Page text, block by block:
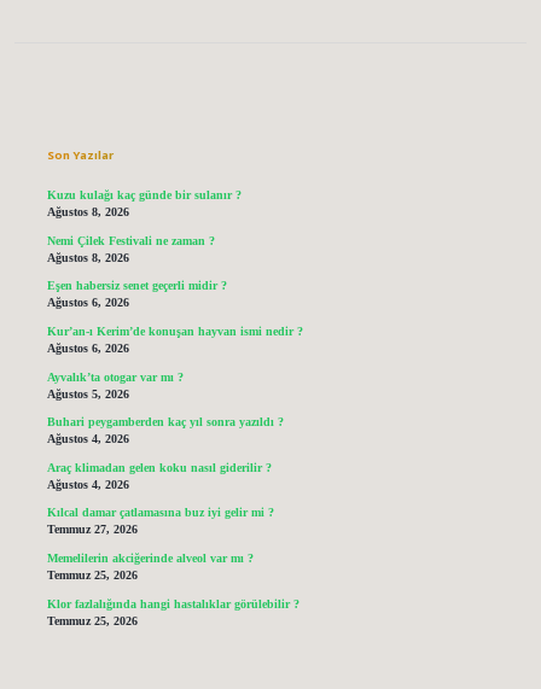
Son Yazılar
Kuzu kulağı kaç günde bir sulanır ?
Ağustos 8, 2026
Nemi Çilek Festivali ne zaman ?
Ağustos 8, 2026
Eşen habersiz senet geçerli midir ?
Ağustos 6, 2026
Kur’an-ı Kerim’de konuşan hayvan ismi nedir ?
Ağustos 6, 2026
Ayvalık’ta otogar var mı ?
Ağustos 5, 2026
Buhari peygamberden kaç yıl sonra yazıldı ?
Ağustos 4, 2026
Araç klimadan gelen koku nasıl giderilir ?
Ağustos 4, 2026
Kılcal damar çatlamasına buz iyi gelir mi ?
Temmuz 27, 2026
Memelilerin akciğerinde alveol var mı ?
Temmuz 25, 2026
Klor fazlalığında hangi hastalıklar görülebilir ?
Temmuz 25, 2026